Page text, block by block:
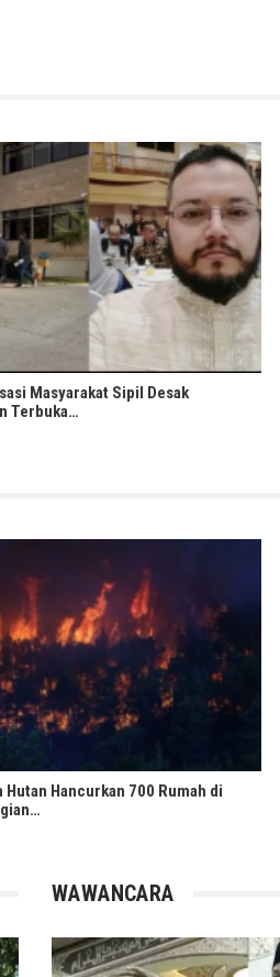
Masyarakat Sipil Desak
Terbuka…
Hutan Hancurkan 700 Rumah di
WAWANCARA